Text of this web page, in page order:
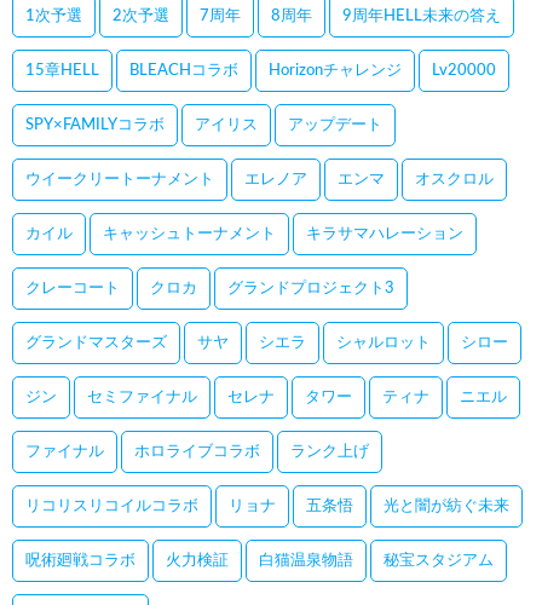
1次予選 2次予選 7周年 8周年 9周年HELL未来の答え
15章HELL BLEACHコラボ Horizonチャレンジ Lv20000
SPY×FAMILYコラボ アイリス アップデート
ウイークリートーナメント エレノア エンマ オスクロル
カイル キャッシュトーナメント キラサマハレーション
クレーコート クロカ グランドプロジェクト3
グランドマスターズ サヤ シエラ シャルロット シロー
ジン セミファイナル セレナ タワー ティナ ニエル
ファイナル ホロライブコラボ ランク上げ
リコリスリコイルコラボ リョナ 五条悟 光と闇が紡ぐ未来
呪術廻戦コラボ 火力検証 白猫温泉物語 秘宝スタジアム